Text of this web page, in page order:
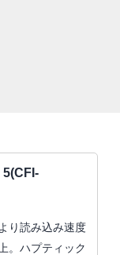
り読み込み速度
。ハプティック